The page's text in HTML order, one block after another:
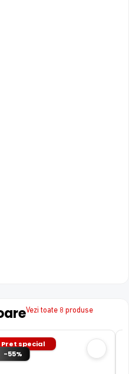
Vezi toate 8 produse
Pret special
-55%